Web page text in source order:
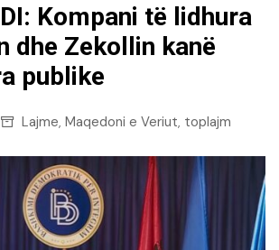
Kompani të lidhura
dhe Zekollin kanë
publike
Lajme, Maqedoni e Veriut, toplajm